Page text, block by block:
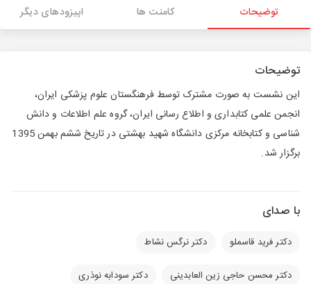
توضیحات کامنت ها اپیزودهای دیگر
توضیحات
این نشست به صورت مشترک توسط فرهنگستان علوم پزشکی ایران،
انجمن علمی کتابداری و اطلاع رسانی ایران، گروه علم اطلاعات و دانش
شناسی و کتابخانه مرکزی دانشگاه شهید بهشتی در تاریخ ششم بهمن 1395
برگزار شد.
با صدای
دکتر فرید قاسملو دکتر نرگس نشاط
دکتر محسن حاجی زین العابدینی دکتر سودابه نوذری